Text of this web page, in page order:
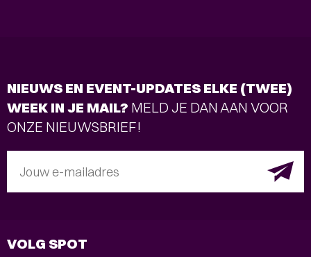
NIEUWS EN EVENT-UPDATES ELKE (TWEE)
WEEK IN JE MAIL? MELD JE DAN AAN VOOR
ONZE NIEUWSBRIEF!
Jouw e-mailadres
VOLG SPOT